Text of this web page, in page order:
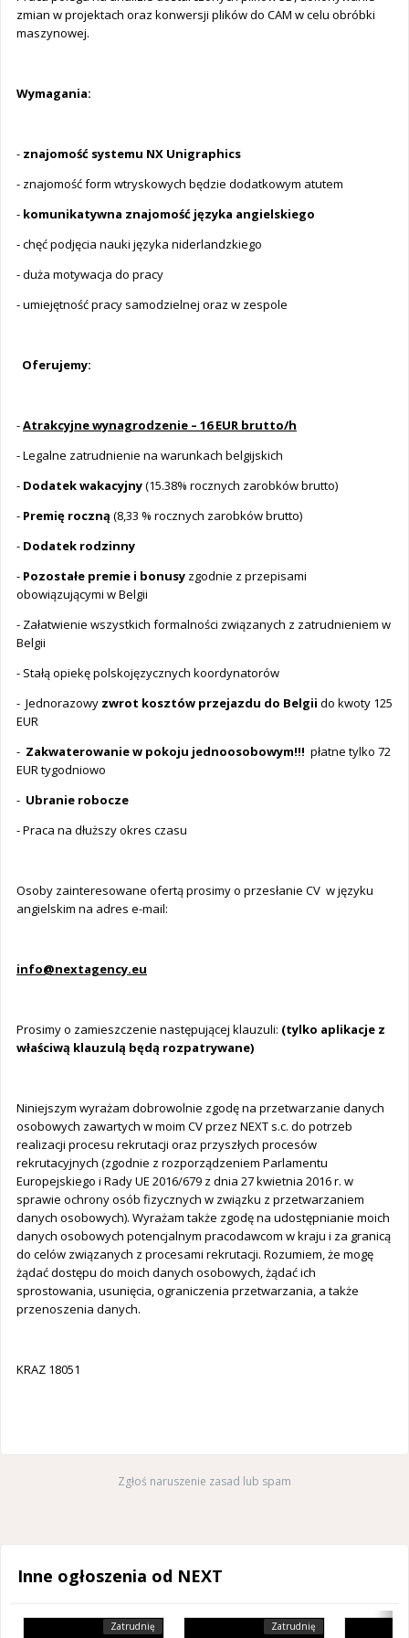
zmian w projektach oraz konwersji plików do CAM w celu obróbki
maszynowej.
Wymagania:
- znajomość systemu NX Unigraphics
- znajomość form wtryskowych będzie dodatkowym atutem
- komunikatywna znajomość języka angielskiego
- chęć podjęcia nauki języka niderlandzkiego
- duża motywacja do pracy
- umiejętność pracy samodzielnej oraz w zespole
Oferujemy:
-Atrakcyjne wynagrodzenie – 16 EUR brutto/h
- Legalne zatrudnienie na warunkach belgijskich
- Dodatek wakacyjny(15.38% rocznych zarobków brutto)
- Premię roczną (8,33 % rocznych zarobków brutto)
- Dodatek rodzinny
- Pozostałe premie i bonusy zgodnie z przepisami
obowiązującymi w Belgii
- Załatwienie wszystkich formalności związanych z zatrudnieniem w
Belgii
- Stałą opiekę polskojęzycznych koordynatorów
- Jednorazowy zwrot kosztów przejazdu do Belgii do kwoty 125
EUR
- Zakwaterowanie w pokoju jednoosobowym!!! płatne tylko 72
EUR tygodniowo
- Ubranie robocze
- Praca na dłuższy okres czasu
Osoby zainteresowane ofertą prosimy o przesłanie CV w języku
angielskim na adres e-mail:
info@nextagency.eu
Prosimy o zamieszczenie następującej klauzuli: (tylko aplikacje z
właściwą klauzulą będą rozpatrywane)
Niniejszym wyrażam dobrowolnie zgodę na przetwarzanie danych
osobowych zawartych w moim CV przez NEXT s.c. do potrzeb
realizacji procesu rekrutacji oraz przyszłych procesów
rekrutacyjnych (zgodnie z rozporządzeniem Parlamentu
Europejskiego i Rady UE 2016/679 z dnia 27 kwietnia 2016 r. w
sprawie ochrony osób fizycznych w związku z przetwarzaniem
danych osobowych). Wyrażam także zgodę na udostępnianie moich
danych osobowych potencjalnym pracodawcom w kraju i za granicą
do celów związanych z procesami rekrutacji. Rozumiem, że mogę
żądać dostępu do moich danych osobowych, żądać ich
sprostowania, usunięcia, ograniczenia przetwarzania, a także
przenoszenia danych.
KRAZ 18051
Zgłoś naruszenie zasad lub spam
Inne ogłoszenia od NEXT
Zatrudnię Zatrudnię